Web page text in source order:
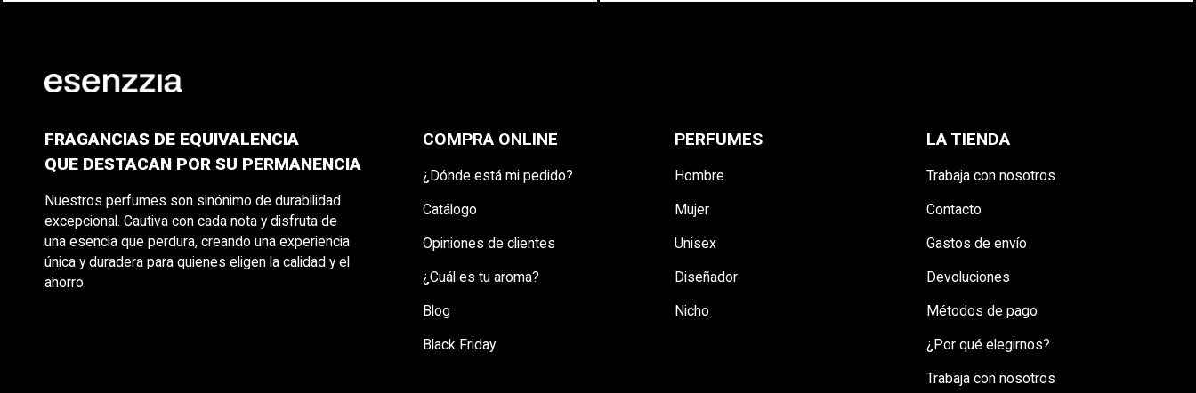
FRAGANCIAS DE EQUIVALENCIA
QUE DESTACAN POR SU PERMANENCIA
Nuestros perfumes son sinónimo de durabilidad
excepcional. Cautiva con cada nota y disfruta de
una esencia que perdura, creando una experiencia
única y duradera para quienes eligen la calidad y el
ahorro.
COMPRA ONLINE
¿Dónde está mi pedido?
Catálogo
Opiniones de clientes
¿Cuál es tu aroma?
Blog
Black Friday
PERFUMES
Hombre
Mujer
Unisex
Diseñador
Nicho
LA TIENDA
Trabaja con nosotros
Contacto
Gastos de envío
Devoluciones
Métodos de pago
¿Por qué elegirnos?
Trabaja con nosotros